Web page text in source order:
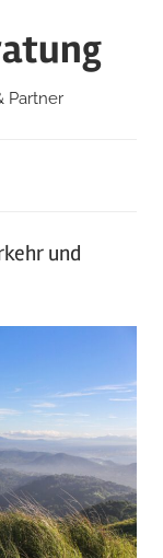
Partner
und